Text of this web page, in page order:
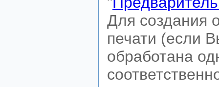
Для создания
печати (если
обработана